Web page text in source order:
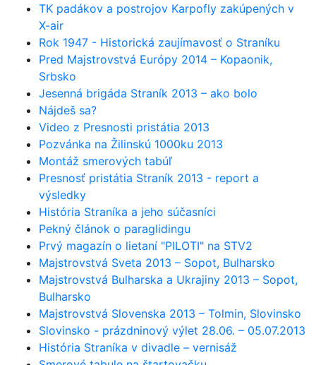
TK padákov a postrojov Karpofly zakúpených v
X-air
Rok 1947 - Historická zaujímavosť o Straníku
Pred Majstrovstvá Európy 2014 – Kopaonik,
Srbsko
Jesenná brigáda Straník 2013 – ako bolo
Nájdeš sa?
Video z Presnosti pristátia 2013
Pozvánka na Žilinskú 1000ku 2013
Montáž smerových tabúľ
Presnosť pristátia Straník 2013 - report a
výsledky
História Straníka a jeho súčasníci
Pekný článok o paraglidingu
Prvý magazín o lietaní "PILOTI" na STV2
Majstrovstvá Sveta 2013 – Sopot, Bulharsko
Majstrovstvá Bulharska a Ukrajiny 2013 – Sopot,
Bulharsko
Majstrovstvá Slovenska 2013 – Tolmin, Slovinsko
Slovinsko - prázdninový výlet 28.06. – 05.07.2013
História Straníka v divadle – vernisáž